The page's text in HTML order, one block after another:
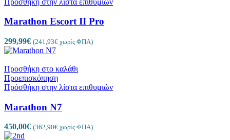
Marathon Escort II Pro
299,99€ (241,93€ χωρίς ΦΠΑ)
Προσθήκη στο καλάθι
Προεπισκόπηση
Πρόσθήκη στην λίστα επιθυμιών
Marathon N7
450,00€ (362,90€ χωρίς ΦΠΑ)